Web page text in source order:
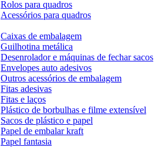
Rolos para quadros
Acessórios para quadros
Caixas de embalagem
Guilhotina metálica
Desenrolador e máquinas de fechar sacos
Envelopes auto adesivos
Outros acessórios de embalagem
Fitas adesivas
Fitas e laços
Plástico de borbulhas e filme extensível
Sacos de plástico e papel
Papel de embalar kraft
Papel fantasia